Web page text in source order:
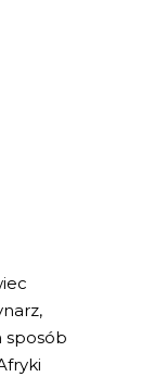
sposób